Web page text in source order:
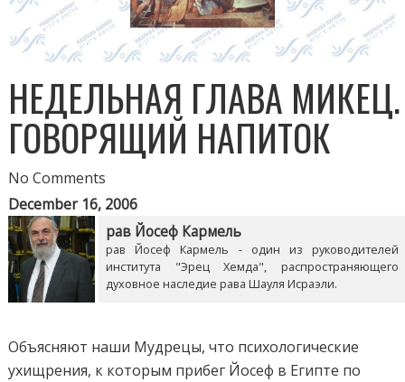
НЕДЕЛЬНАЯ ГЛАВА МИКЕЦ.
ГОВОРЯЩИЙ НАПИТОК
No Comments
December 16, 2006
рав Йосеф Кармель
рав Йосеф Кармель - один из руководителей
института "Эрец Хемда", распространяющего
духовное наследие рава Шауля Исраэли.
Объясняют наши Мудрецы, что психологические
ухищрения, к которым прибег Йосеф в Египте по